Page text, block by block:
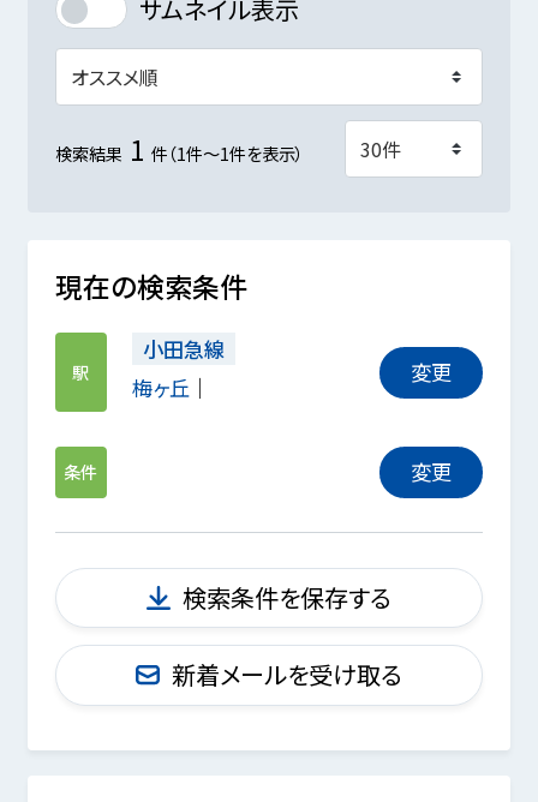
サムネイル表示
検索結果 1 件（1件～1件を表示）
現在の検索条件
駅
小田急線
梅ヶ丘
変更
条件 変更
検索条件を保存する
新着メールを受け取る